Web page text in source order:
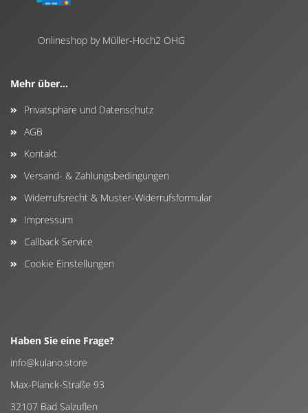
Onlineshop by Müller-Hoch2 OHG
Mehr über...
Privatsphäre und Datenschutz
AGB
Kontakt
Versand- & Zahlungsbedingungen
Widerrufsrecht & Muster-Widerrufsformular
Impressum
Callback Service
Cookie Einstellungen
Haben Sie eine Frage?
info@kulano.store
Max-Planck-Straße 93
32107 Bad Salzuflen